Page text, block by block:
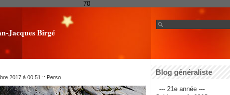
70
Jacques Birgé
2017 à 00:51 :: Perso
Blog généraliste
--- 21e année ---